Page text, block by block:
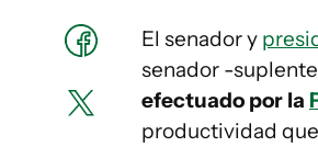
El senador y
senador -
efectuado por la
productividad que